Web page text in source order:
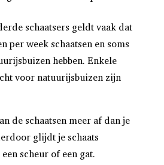
schaatsers geldt vaak dat
per week schaatsen en soms
hebben. Enkele
voor natuurijsbuizen zijn
de schaatsen meer af dan je
glijdt je schaats
scheur of een gat.